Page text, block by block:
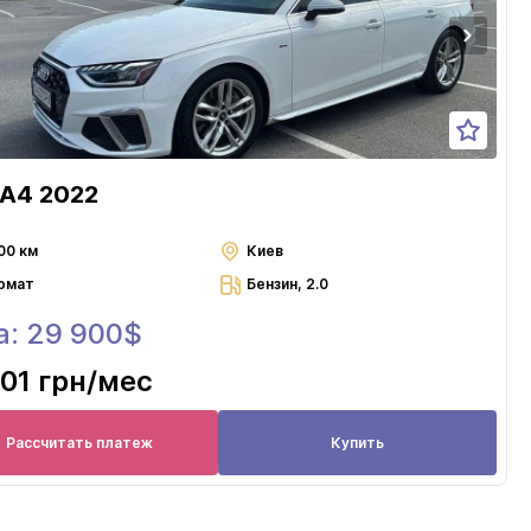
2022
км
Киев
Бензин, 2.0
29 900$
грн/мес
Рассчитать платеж Купить